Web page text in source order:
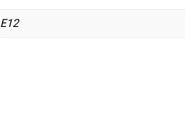
E12